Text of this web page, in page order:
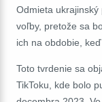
Odmieta ukrajinský
voľby, pretože sa
ich na obdobie,
Toto tvrdenie sa
TikToku, kde bolo